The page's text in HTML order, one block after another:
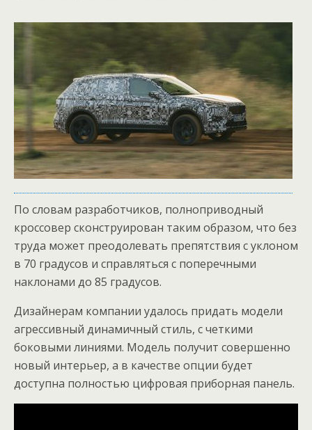
По словам разработчиков, полноприводный
кроссовер сконструирован таким образом, что без
труда может преодолевать препятствия с уклоном
в 70 градусов и справляться с поперечными
наклонами до 85 градусов.
Дизайнерам компании удалось придать модели
агрессивный динамичный стиль, с четкими
боковыми линиями. Модель получит совершенно
новый интерьер, а в качестве опции будет
доступна полностью цифровая приборная панель.